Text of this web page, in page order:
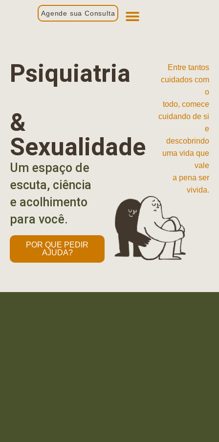
Agende sua Consulta
Psiquiatria
&
Sexualidade
Um espaço de
escuta, ciência
e acolhimento
para você.
POR QUE PEDIR
AJUDA?
Entre tantos
cuidados com
o
todo, comece
cuidando de si
e
descobrindo
uma vida que
vale
a pena ser
vivida.